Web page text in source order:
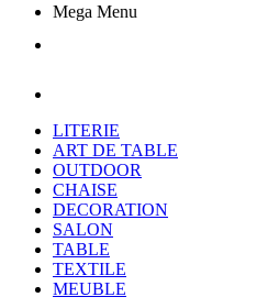
Mega Menu
LITERIE
ART DE TABLE
OUTDOOR
CHAISE
DECORATION
SALON
TABLE
TEXTILE
MEUBLE